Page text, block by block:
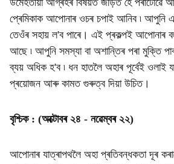
উমৈহতীয়া আগ্ৰহৰ বিষয়ত জড়িত হৈ পৰাটোৱে
প্ৰেমিকাক আপোনাৰ ওচৰ চপাই আনিব ৷ আপুনি
তেওঁৰ সহায় ল'ব পাৰে। এই প্ৰকল্পই আপোনাৰ
আছে ৷ আপুনি সমস্যা বা অশান্তিৰ পৰা মুক্তি
ব্যয় অধিক হ'ব ৷ ধন হাতলৈ অহাৰ পূৰ্বেই ওলাই
প্ৰয়োজন আৰু কামত গুৰুত্ব দিয়া উচিত।
বৃশ্চিক : (অক্টোবৰ ২৪ - নৱেম্বৰ ২২)
আপোনাৰ যাত্ৰাপথলৈ অহা প্ৰতিবন্ধকতা দূৰ